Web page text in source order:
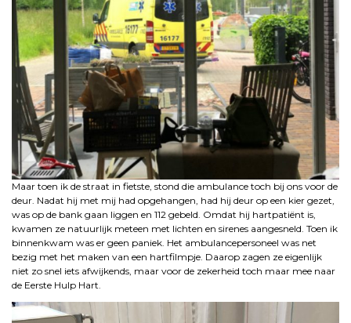
Maar toen ik de straat in fietste, stond die ambulance toch bij ons voor de
deur. Nadat hij met mij had opgehangen, had hij deur op een kier gezet,
was op de bank gaan liggen en 112 gebeld. Omdat hij hartpatiënt is,
kwamen ze natuurlijk meteen met lichten en sirenes aangesneld. Toen ik
binnenkwam was er geen paniek. Het ambulancepersoneel was net
bezig met het maken van een hartfilmpje. Daarop zagen ze eigenlijk
niet zo snel iets afwijkends, maar voor de zekerheid toch maar mee naar
de Eerste Hulp Hart.